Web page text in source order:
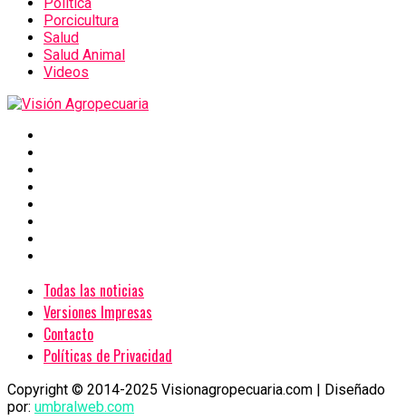
Porcicultura
Salud
Salud Animal
Videos
Todas las noticias
Versiones Impresas
Contacto
Políticas de Privacidad
Copyright © 2014-2025 Visionagropecuaria.com | Diseñado
por: umbralweb.com